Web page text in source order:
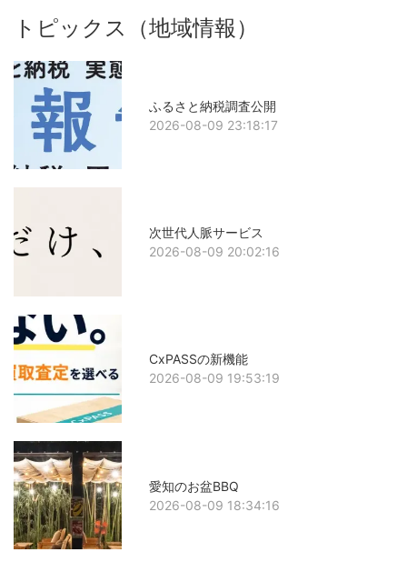
トピックス（地域情報）
ふるさと納税調査公開
2026-08-09 23:18:17
次世代人脈サービス
2026-08-09 20:02:16
CxPASSの新機能
2026-08-09 19:53:19
愛知のお盆BBQ
2026-08-09 18:34:16